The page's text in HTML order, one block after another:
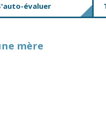
évaluer
mère